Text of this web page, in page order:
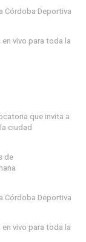
Córdoba Deportiva
vivo para toda la
que invita a
ciudad
de
Córdoba Deportiva
vivo para toda la